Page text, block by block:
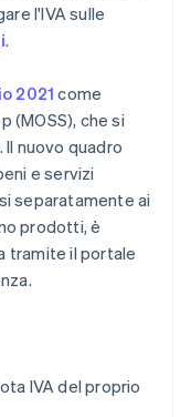
l'IVA sulle
.
2021 come
(MOSS), che si
nuovo quadro
e servizi
separatamente ai
prodotti, è
tramite il portale
IVA del proprio